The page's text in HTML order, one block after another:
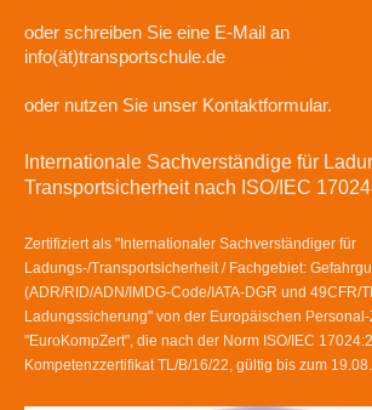
oder schreiben Sie eine E-Mail an
info(ät)transportschule.de
oder nutzen Sie unser Kontaktformular.
Internationale Sachverständige für
Transportsicherheit nach ISO/IEC
Zertifiziert als "Internationaler Sachverständiger für
Ladungs-/Transportsicherheit / Fachgebiet:
(ADR/RID/ADN/IMDG-Code/IATA-DGR und 49CFR/
Ladungssicherung" von der Europäischen
"EuroKompZert", die nach der Norm ISO/IEC
Kompetenzzertifikat TL/B/16/22, gültig bis zum